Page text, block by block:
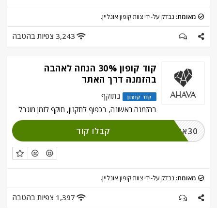
מאומת: נבדק על-ידי צוות קופון אונליין.
3,243 צפיות בהטבה
קוד קופון 30% הנחה לאהבה
בהזמנה דרך האתר
קוד קופון
בתוקף
בהזמנה ראשונה, בכפוף לתקנון, תוקף לזמן מוגבל
30אהבה קבלו קוד
מאומת: נבדק על-ידי צוות קופון אונליין.
1,397 צפיות בהטבה